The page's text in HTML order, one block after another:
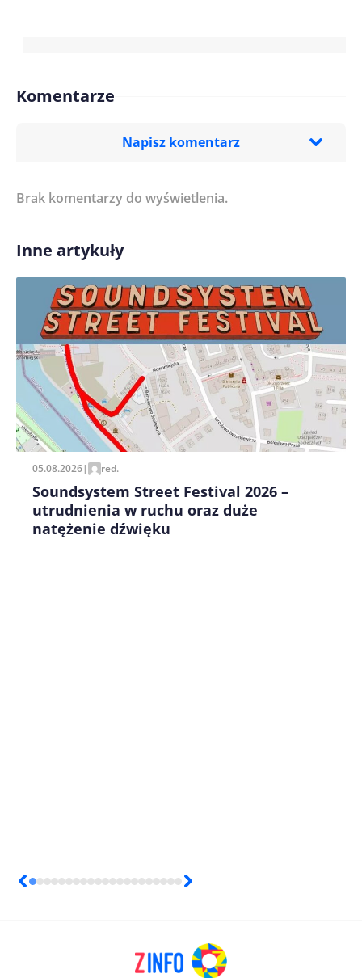
Komentarze
Napisz komentarz
Treść komentarza*
Imię/ Nick*
Zapamiętaj moje dane w tej przeglądarce podczas
pisania kolejnych komentarzy.
Brak komentarzy do wyświetlenia.
Inne artykuły
05.08.2026| red.
Soundsystem Street Festival 2026 –
utrudnienia w ruchu oraz duże
natężenie dźwięku